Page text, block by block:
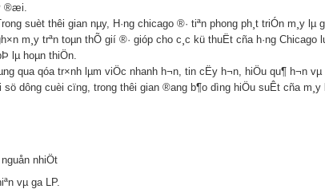
®æi.
suèt thêi gian nµy, H·ng chicago ®· tiªn phong ph¸t triÓn m¸y
m¸y trªn toµn thÕ gií ®· gióp cho c¸c kü thuËt cña h·ng
lµ hoµn thiÖn.
qua qóa tr×nh lµm viÖc nhanh h¬n, tin cËy h¬n, hiÖu qu¶ h¬n
dông cuèi cïng, trong thêi gian ®ang b¶o d­ìng hiÖu suÊt cña
nhiÖt
vµ ga LP.